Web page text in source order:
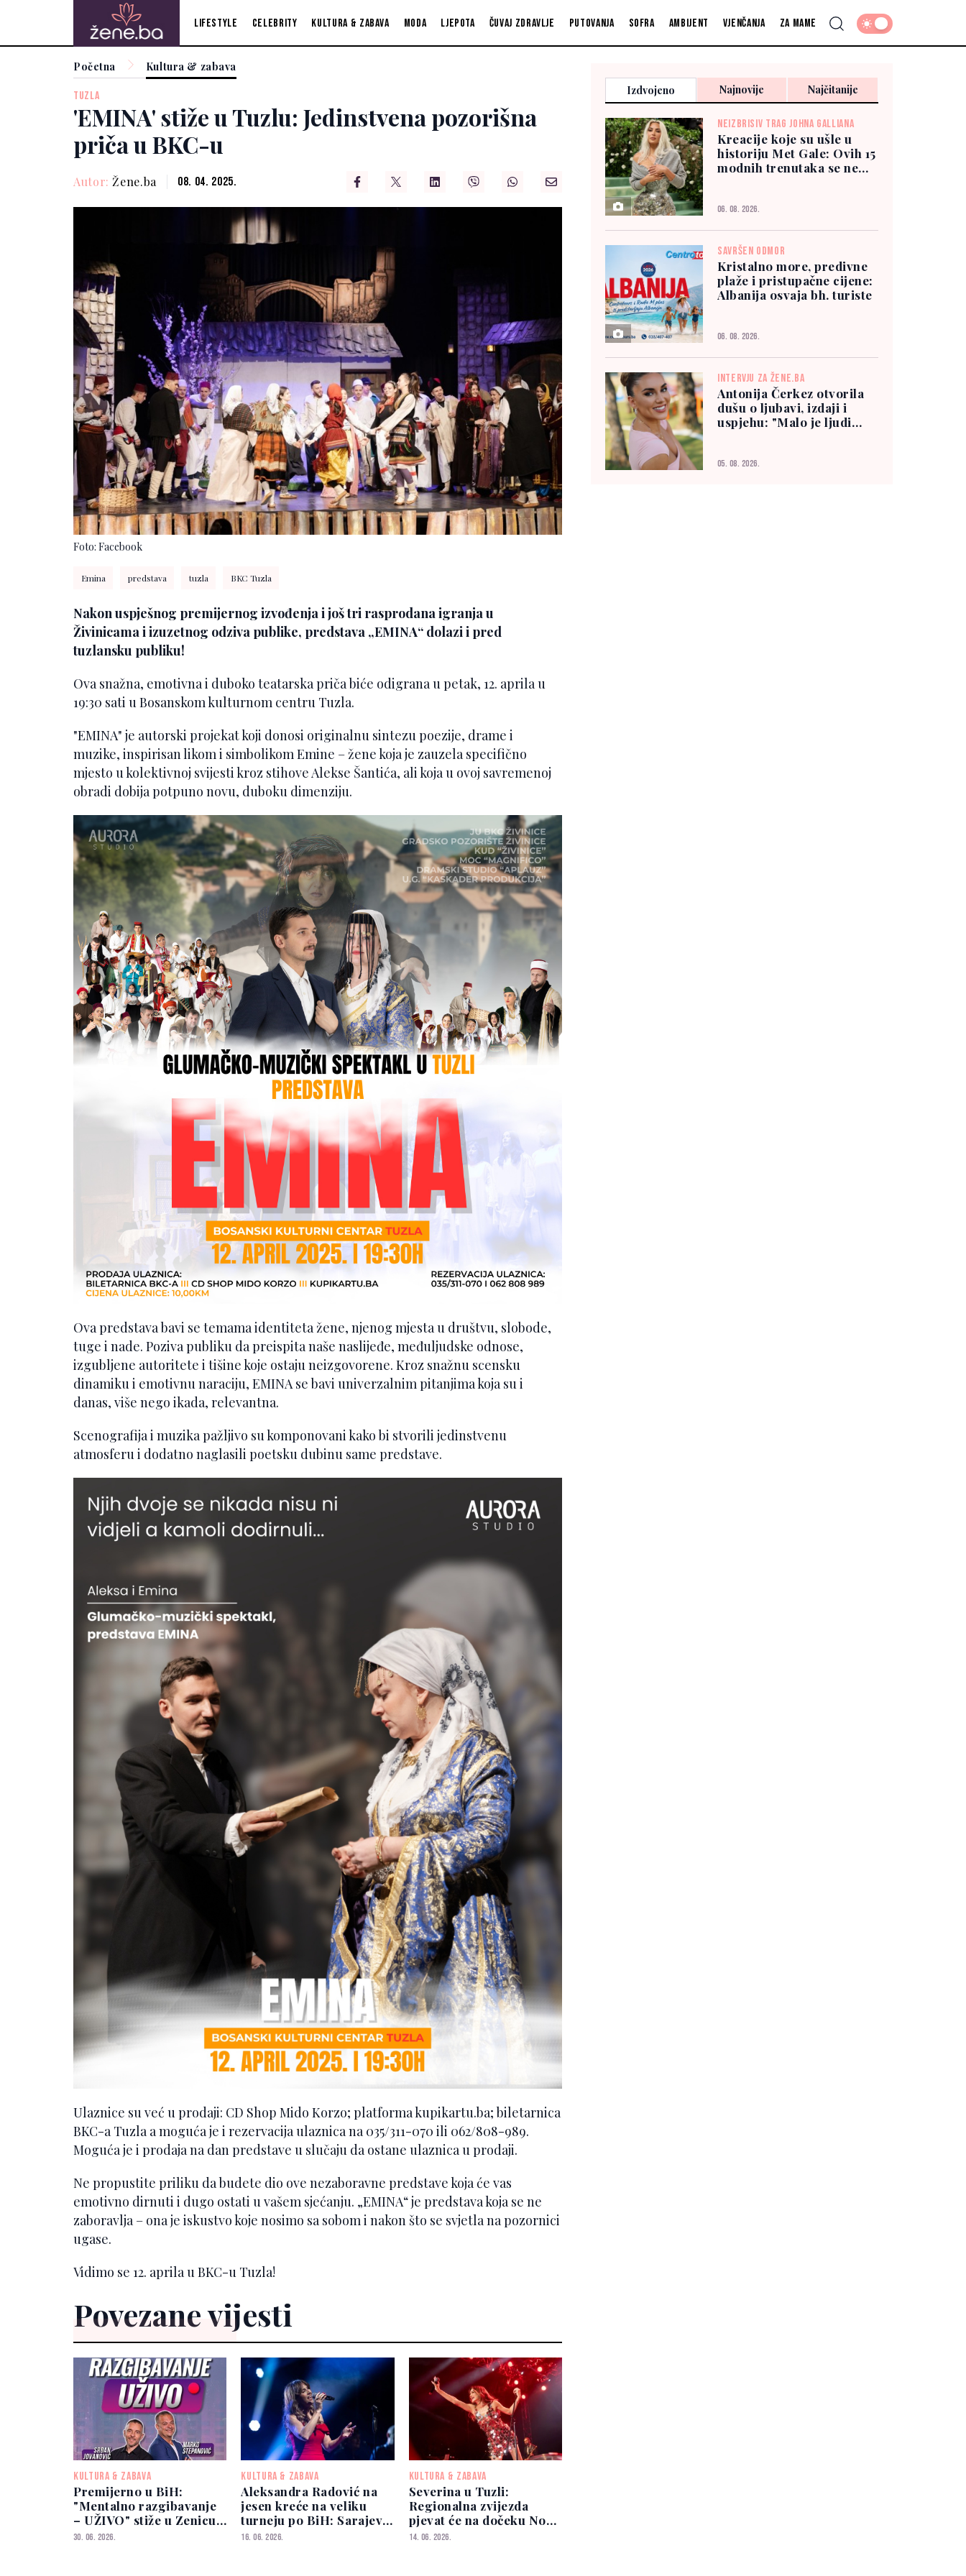
Lifestyle Celebrity Kultura & zabava Moda Ljepota Čuvaj zdravlje Putovanja Sofra Ambijent Vjenčanja Za mame
Početna Kultura & zabava
TUZLA
'EMINA' stiže u Tuzlu: Jedinstvena pozorišna
priča u BKC-u
Autor: Žene.ba 08. 04. 2025.
Foto: Facebook
Emina predstava tuzla BKC Tuzla
Nakon uspješnog premijernog izvođenja i još tri rasprodana igranja u
Živinicama i izuzetnog odziva publike, predstava „EMINA“ dolazi i pred
tuzlansku publiku!
Ova snažna, emotivna i duboko teatarska priča biće odigrana u petak, 12. aprila u
19:30 sati u Bosanskom kulturnom centru Tuzla.
"EMINA" je autorski projekat koji donosi originalnu sintezu poezije, drame i
muzike, inspirisan likom i simbolikom Emine – žene koja je zauzela specifično
mjesto u kolektivnoj svijesti kroz stihove Alekse Šantića, ali koja u ovoj savremenoj
obradi dobija potpuno novu, duboku dimenziju.
Ova predstava bavi se temama identiteta žene, njenog mjesta u društvu, slobode,
tuge i nade. Poziva publiku da preispita naše naslijeđe, međuljudske odnose,
izgubljene autoritete i tišine koje ostaju neizgovorene. Kroz snažnu scensku
dinamiku i emotivnu naraciju, EMINA se bavi univerzalnim pitanjima koja su i
danas, više nego ikada, relevantna.
Scenografija i muzika pažljivo su komponovani kako bi stvorili jedinstvenu
atmosferu i dodatno naglasili poetsku dubinu same predstave.
Ulaznice su već u prodaji: CD Shop Mido Korzo; platforma kupikartu.ba; biletarnica
BKC-a Tuzla a moguća je i rezervacija ulaznica na 035/311-070 ili 062/808-989.
Moguća je i prodaja na dan predstave u slučaju da ostane ulaznica u prodaji.
Ne propustite priliku da budete dio ove nezaboravne predstave koja će vas
emotivno dirnuti i dugo ostati u vašem sjećanju. „EMINA“ je predstava koja se ne
zaboravlja – ona je iskustvo koje nosimo sa sobom i nakon što se svjetla na pozornici
ugase.
Vidimo se 12. aprila u BKC-u Tuzla!
Povezane vijesti
KULTURA & ZABAVA
Premijerno u BiH:
"Mentalno razgibavanje
– UŽIVO" stiže u Zenicu,
Sarajevo, Banju Luku i
30. 06. 2026.
KULTURA & ZABAVA
Aleksandra Radović na
jesen kreće na veliku
turneju po BiH: Sarajevo,
Mostar, Zenica i Tuzla
16. 06. 2026.
KULTURA & ZABAVA
Severina u Tuzli:
Regionalna zvijezda
pjevat će na dočeku Nove
2027. godine
14. 06. 2026.
Izdvojeno Najnovije Najčitanije
NEIZBRISIV TRAG JOHNA GALLIANA
Kreacije koje su ušle u
historiju Met Gale: Ovih 15
modnih trenutaka se ne
06. 08. 2026.
SAVRŠEN ODMOR
Kristalno more, predivne
plaže i pristupačne cijene:
Albanija osvaja bh. turiste
06. 08. 2026.
INTERVJU ZA ŽENE.BA
Antonija Čerkez otvorila
dušu o ljubavi, izdaji i
uspjehu: "Malo je ljudi
05. 08. 2026.